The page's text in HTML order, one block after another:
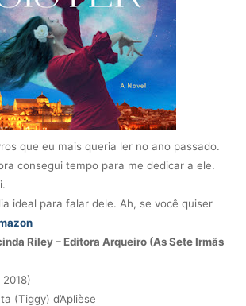
que eu mais queria ler no ano passado.
consegui tempo para me dedicar a ele.
ideal para falar dele. Ah, se você quiser
Riley – Editora Arqueiro (As Sete Irmãs
(Tiggy) d’Aplièse